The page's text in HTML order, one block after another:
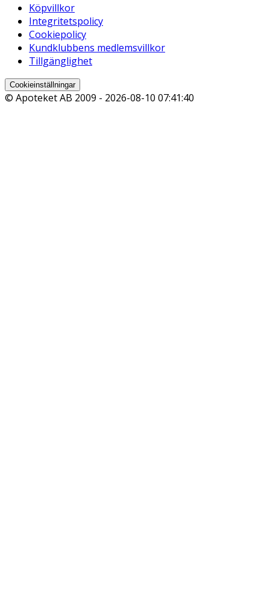
Köpvillkor
Integritetspolicy
Cookiepolicy
Kundklubbens medlemsvillkor
Tillgänglighet
Cookieinställningar
© Apoteket AB 2009 - 2026-08-10 07:41:40